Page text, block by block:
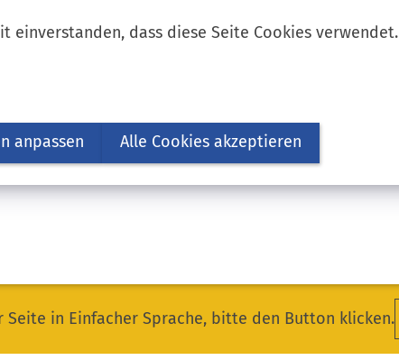
einverstanden, dass diese Seite Cookies verwendet.
anpassen Alle Cookies akzeptieren
Seite in Einfacher Sprache, bitte den Button klicken.